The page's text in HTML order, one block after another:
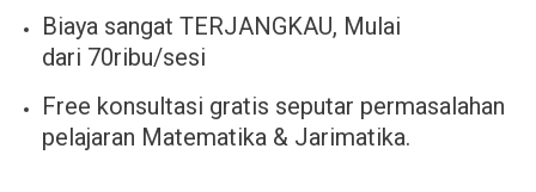
Biaya sangat TERJANGKAU, Mulai
dari 70ribu/sesi
Free konsultasi gratis seputar permasalahan
pelajaran Matematika & Jarimatika.